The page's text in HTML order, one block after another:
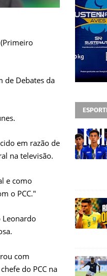
de Debates da
em razão de
na televisão.
e como
o PCC."
Leonardo
com
do PCC na